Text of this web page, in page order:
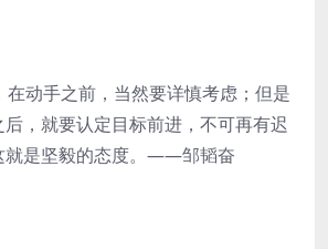
动手之前，当然要详慎考虑；但是
，就要认定目标前进，不可再有迟
就是坚毅的态度。——邹韬奋